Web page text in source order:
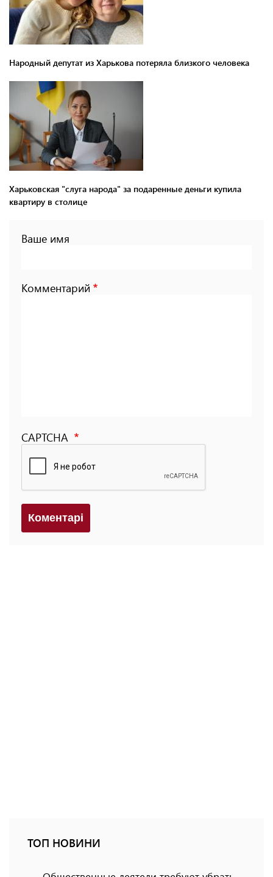
Народный депутат из Харькова потеряла близкого человека
Харьковская "слуга народа" за подаренные деньги купила
квартиру в столице
Ваше имя
Комментарий
CAPTCHA
Коментарi
ТОП НОВИНИ